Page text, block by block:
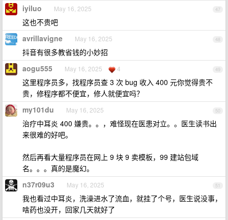
47
iyiluo May 16, 2025
这也不贵吧
48
avrillavigne May 16, 2025
抖音有很多教省钱的小妙招
49
aogu555 May 16, 2025 4
这里程序员多，找程序员查 3 次 bug 收入 400 元你觉得贵不
贵，修程序都不便宜，修人就便宜吗？
50
my101du May 16, 2025
治疗中耳炎 400 嫌贵。。，难怪现在医患对立。。医生读书出
来很难的好吧。
然后再看大量程序员在网上 9 块 9 卖模板，99 建站包域
名。。。真的是魔幻。
51
n37r09u3 May 16, 2025
我也看过中耳炎，洗澡进水了流血，就挂了个号，医生说没事，
啥药也没开，回家几天就好了